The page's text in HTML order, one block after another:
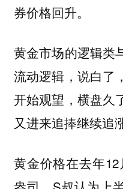
券价格回升。
黄金市场的逻辑类
流动逻辑，说白了
开始观望，横盘久
又进来追捧继续追涨
黄金价格在去年